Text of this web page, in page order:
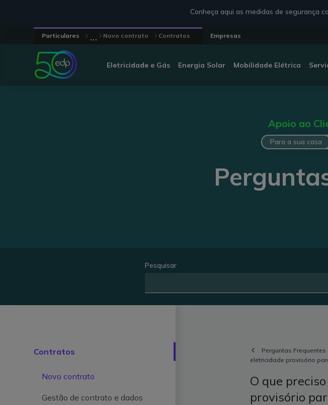
Conheça aqui as medidas de segurança
Particulares ... Novo contrato Contratos Empresas
Eletricidade e Gás Energia Solar Mobilidade Elétrica
Apoio ao
Para a sua casa
Pesquisar
Contratos
Novo contrato
Gestão de contrato e dados
Perguntas
eletricidade provisório
O que
provisório